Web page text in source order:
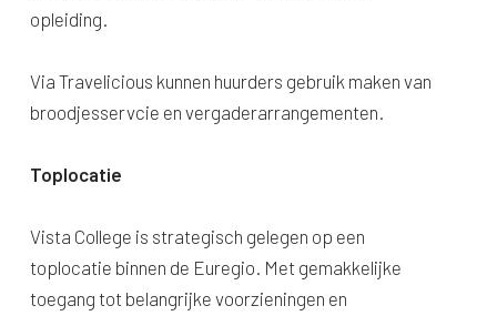
opleiding.
Via Travelicious kunnen huurders gebruik maken van
broodjesservcie en vergaderarrangementen.
Toplocatie
Vista College is strategisch gelegen op een
toplocatie binnen de Euregio. Met gemakkelijke
toegang tot belangrijke voorzieningen en